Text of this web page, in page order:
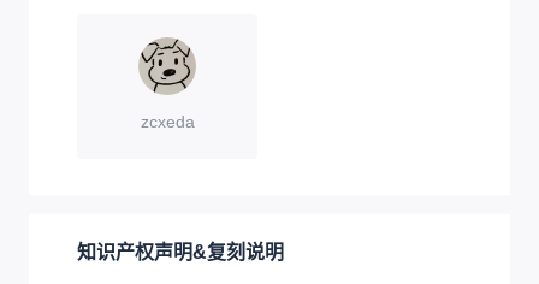
zcxeda
知识产权声明&复刻说明